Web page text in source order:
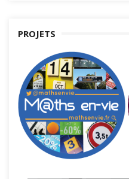
PROJETS